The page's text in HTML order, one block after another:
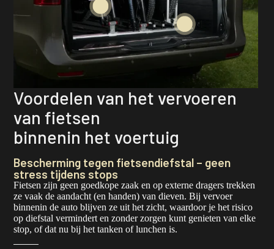
Voordelen van het vervoeren
van fietsen
binnenin het voertuig
Bescherming tegen fietsendiefstal – geen
stress tijdens stops
Fietsen zijn geen goedkope zaak en op externe dragers trekken
ze vaak de aandacht (en handen) van dieven. Bij vervoer
binnenin de auto blijven ze uit het zicht, waardoor je het risico
op diefstal vermindert en zonder zorgen kunt genieten van elke
stop, of dat nu bij het tanken of lunchen is.